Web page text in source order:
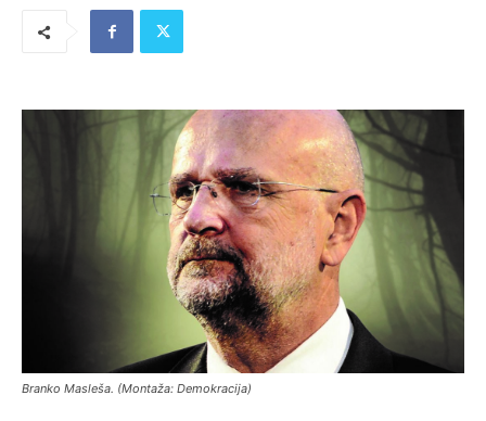
Branko Masleša. (Montaža: Demokracija)